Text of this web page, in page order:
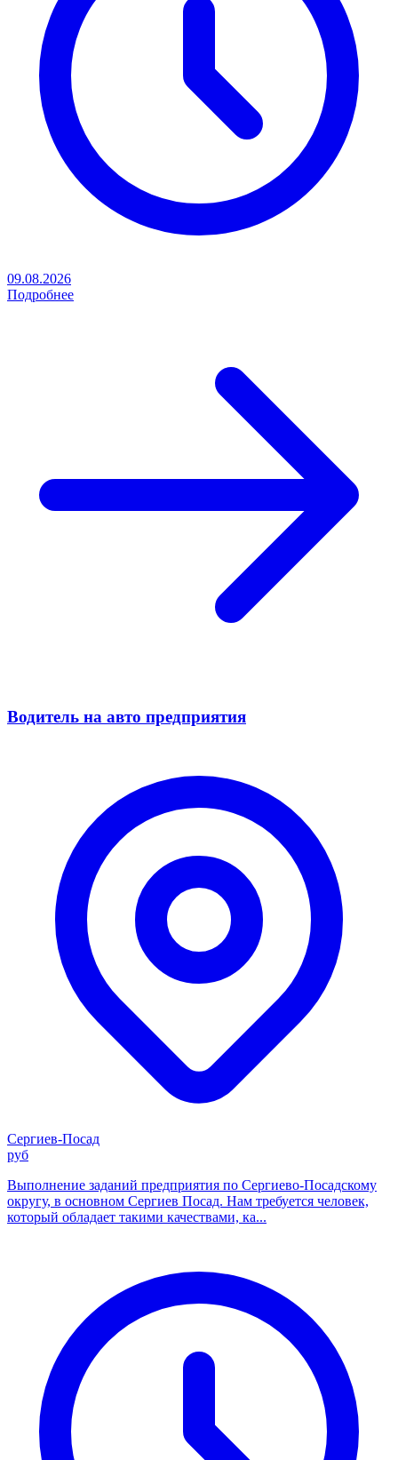
09.08.2026
Подробнее
Водитель на авто предприятия
Сергиев-Посад
руб
Выполнение заданий предприятия по Сергиево-Посадскому
округу, в основном Сергиев Посад. Нам требуется человек,
который обладает такими качествами, ка...